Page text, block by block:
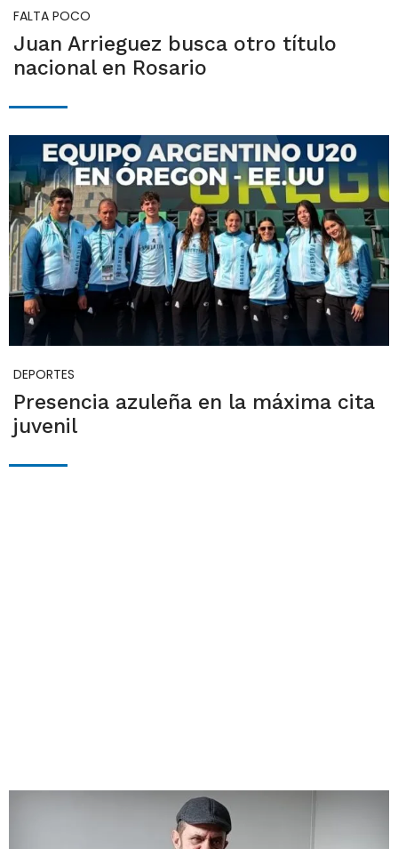
FALTA POCO
Juan Arrieguez busca otro título
nacional en Rosario
DEPORTES
Presencia azuleña en la máxima cita
juvenil